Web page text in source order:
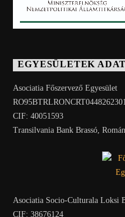
EGYESÜLETEK
Asociatia Főszervező Egyesület
RO95BTRLRONCRT0448262301
CIF: 40051593
Transilvania Bank Brassó,
Asociatia Socio-Culturala Loksi
CIF: 38676124